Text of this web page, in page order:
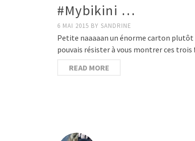
#Mybikini …
6 MAI 2015 BY SANDRINE
Petite naaaaan un énorme carton plutôt
pouvais résister à vous montrer ces
READ MORE